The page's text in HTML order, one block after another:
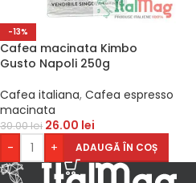
-13%
Cafea macinata Kimbo
Gusto Napoli 250g
Cafea italiana, Cafea espresso
macinata
30.00lei 26.00 lei
-
+ ADAUGĂ ÎN COȘ